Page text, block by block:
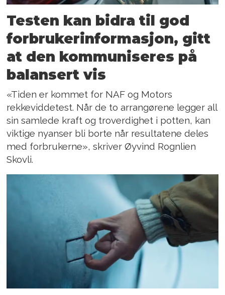
Testen kan bidra til god
forbrukerinformasjon, gitt
at den kommuniseres på
balansert vis
«Tiden er kommet for NAF og Motors
rekkeviddetest. Når de to arrangørene legger all
sin samlede kraft og troverdighet i potten, kan
viktige nyanser bli borte når resultatene deles
med forbrukerne», skriver Øyvind Rognlien
Skovli.